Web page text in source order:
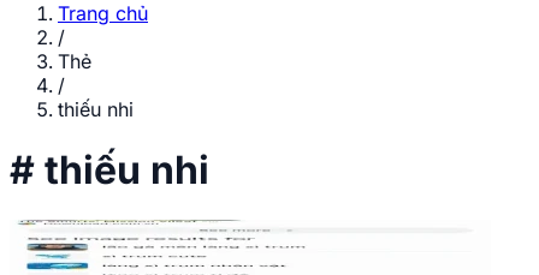
Trang chủ
/
Thẻ
/
thiếu nhi
# thiếu nhi